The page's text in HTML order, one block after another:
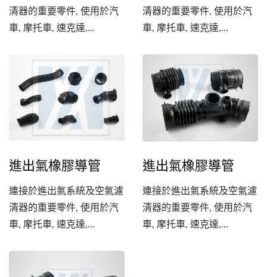
清器的重要零件, 使用於汽
車, 摩托車, 速克達,...
清器的重要零件, 使用於汽
車, 摩托車, 速克達,...
進出氣橡膠導管
連接於進出氣系統及空氣濾
清器的重要零件, 使用於汽
車, 摩托車, 速克達,...
進出氣橡膠導管
連接於進出氣系統及空氣濾
清器的重要零件, 使用於汽
車, 摩托車, 速克達,...